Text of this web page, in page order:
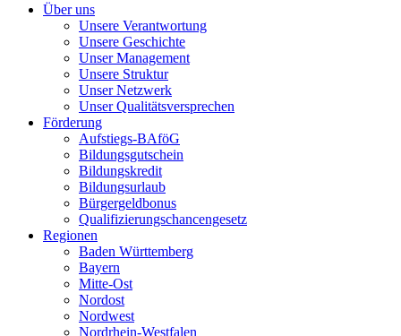
Über uns
Unsere Verantwortung
Unsere Geschichte
Unser Management
Unsere Struktur
Unser Netzwerk
Unser Qualitätsversprechen
Förderung
Aufstiegs-BAföG
Bildungsgutschein
Bildungskredit
Bildungsurlaub
Bürgergeldbonus
Qualifizierungschancengesetz
Regionen
Baden Württemberg
Bayern
Mitte-Ost
Nordost
Nordwest
Nordrhein-Westfalen